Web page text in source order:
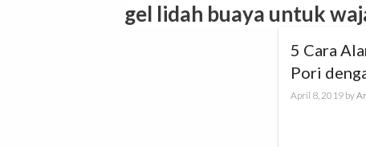
gel lidah buaya untuk
5 Cara
Pori
April 8, 2019 by